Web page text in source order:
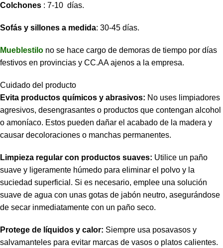
Colchones : 7-10 días.
Sofás y sillones a medida: 30-45 días.
Mueblestilo no se hace cargo de demoras de tiempo por días
festivos en provincias y CC.AA ajenos a la empresa.
Cuidado del producto
Evita productos químicos y abrasivos: No uses limpiadores
agresivos, desengrasantes o productos que contengan alcohol
o amoníaco. Estos pueden dañar el acabado de la madera y
causar decoloraciones o manchas permanentes.
Limpieza regular con productos suaves: Utilice un paño
suave y ligeramente húmedo para eliminar el polvo y la
suciedad superficial. Si es necesario, emplee una solución
suave de agua con unas gotas de jabón neutro, asegurándose
de secar inmediatamente con un paño seco.
Protege de líquidos y calor: Siempre usa posavasos y
salvamanteles para evitar marcas de vasos o platos calientes.